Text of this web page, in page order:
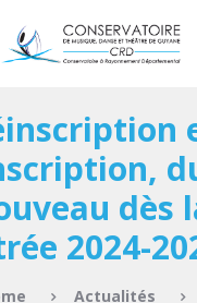
dès
2024-
Actualités